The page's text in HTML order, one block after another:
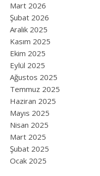
Mart 2026
Şubat 2026
Aralık 2025
Kasım 2025
Ekim 2025
Eylül 2025
Ağustos 2025
Temmuz 2025
Haziran 2025
Mayıs 2025
Nisan 2025
Mart 2025
Şubat 2025
Ocak 2025